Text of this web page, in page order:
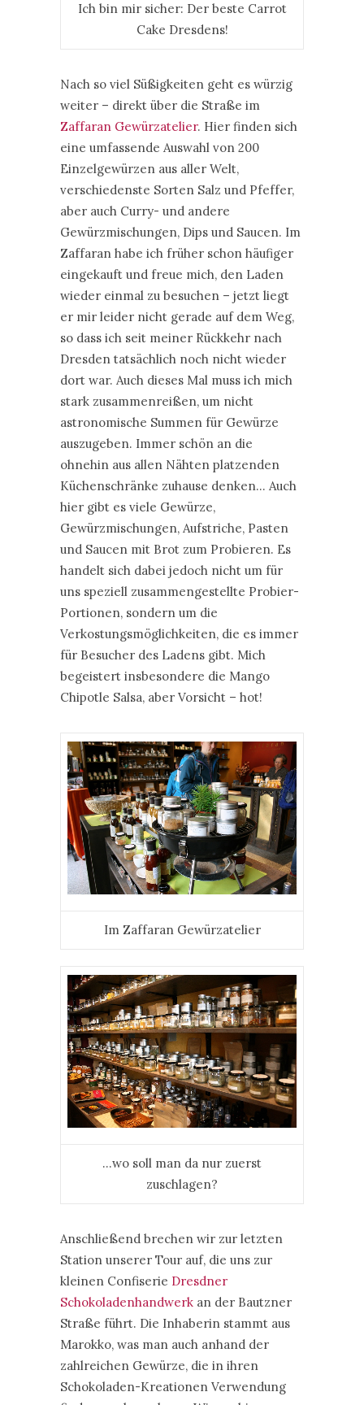
Ich bin mir sicher: Der beste Carrot
Cake Dresdens!
Nach so viel Süßigkeiten geht es würzig
weiter – direkt über die Straße im
Zaffaran Gewürzatelier. Hier finden sich
eine umfassende Auswahl von 200
Einzelgewürzen aus aller Welt,
verschiedenste Sorten Salz und Pfeffer,
aber auch Curry- und andere
Gewürzmischungen, Dips und Saucen. Im
Zaffaran habe ich früher schon häufiger
eingekauft und freue mich, den Laden
wieder einmal zu besuchen – jetzt liegt
er mir leider nicht gerade auf dem Weg,
so dass ich seit meiner Rückkehr nach
Dresden tatsächlich noch nicht wieder
dort war. Auch dieses Mal muss ich mich
stark zusammenreißen, um nicht
astronomische Summen für Gewürze
auszugeben. Immer schön an die
ohnehin aus allen Nähten platzenden
Küchenschränke zuhause denken… Auch
hier gibt es viele Gewürze,
Gewürzmischungen, Aufstriche, Pasten
und Saucen mit Brot zum Probieren. Es
handelt sich dabei jedoch nicht um für
uns speziell zusammengestellte Probier-
Portionen, sondern um die
Verkostungsmöglichkeiten, die es immer
für Besucher des Ladens gibt. Mich
begeistert insbesondere die Mango
Chipotle Salsa, aber Vorsicht – hot!
Im Zaffaran Gewürzatelier
…wo soll man da nur zuerst
zuschlagen?
Anschließend brechen wir zur letzten
Station unserer Tour auf, die uns zur
kleinen Confiserie Dresdner
Schokoladenhandwerk an der Bautzner
Straße führt. Die Inhaberin stammt aus
Marokko, was man auch anhand der
zahlreichen Gewürze, die in ihren
Schokoladen-Kreationen Verwendung